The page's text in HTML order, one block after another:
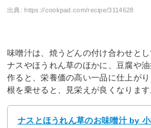
出典:https://cookpad.com/recipe/3114628
味噌汁は、焼うどんの付け合わせとし
ナスやほうれん草のほかに、豆腐や
作ると、栄養価の高い一品に仕上が
根を乗せると、見栄えが良くなります
ナスとほうれん草のお味噌汁 by